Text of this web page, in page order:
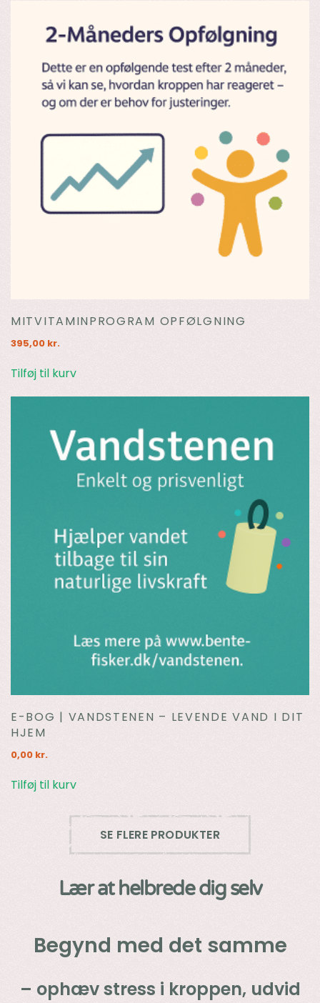
MITVITAMINPROGRAM OPFØLGNING
395,00 kr.
Tilføj til kurv
E-BOG | VANDSTENEN – LEVENDE VAND I DIT
HJEM
0,00 kr.
Tilføj til kurv
SE FLERE PRODUKTER
Lær at helbrede dig selv
Begynd med det samme
– ophæv stress i kroppen, udvid